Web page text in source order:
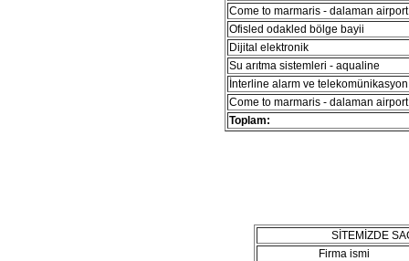
Come to marmaris - dalaman
Ofisled odakled bölge bayii
Dijital elektronik
Su arıtma sistemleri - aqualine
İnterline alarm ve
Come to marmaris - dalaman
Toplam:
SİTEMİZDE
Firma ismi